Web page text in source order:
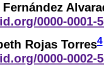
0000-0001-
Rojas Torres4
0000-0002-